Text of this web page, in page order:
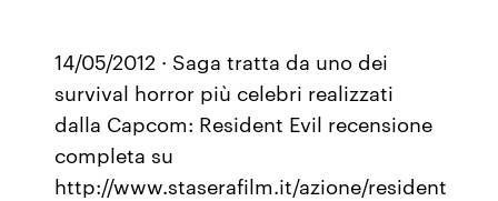
14/05/2012 · Saga tratta da uno dei
survival horror più celebri realizzati
dalla Capcom: Resident Evil recensione
completa su
http://www.staserafilm.it/azione/resident